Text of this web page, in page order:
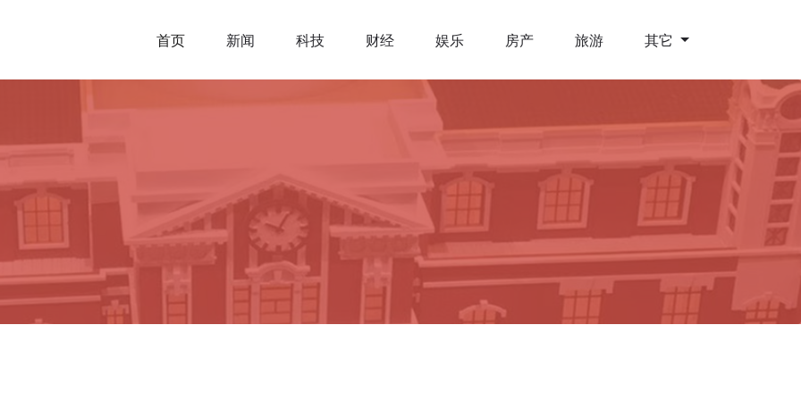
首页 新闻 科技 财经 娱乐 房产 旅游 其它